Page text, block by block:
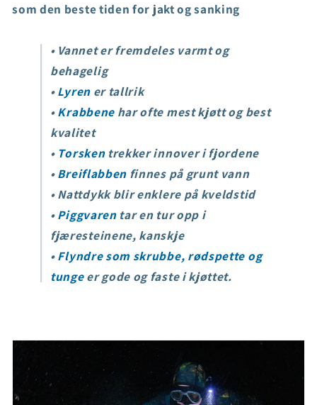
som den beste tiden for jakt og sanking
• Vannet er fremdeles varmt og
behagelig
•Lyrener tallrik
•Krabbenehar ofte mest kjøtt og best
kvalitet
• Torskentrekker innover i fjordene
•Breiflabben finnes på grunt vann
• Nattdykk blir enklere på kveldstid
•Piggvarentar en tur opp i
fjæresteinene, kanskje
•Flyndre som skrubbe, rødspette og
tungeer gode og faste i kjøttet.